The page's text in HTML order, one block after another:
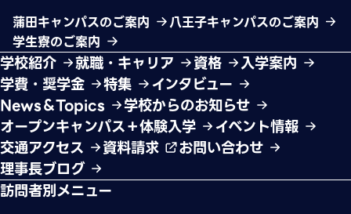
蒲田キャンパスのご案内
八王子キャンパスのご案内
学生寮のご案内
学校紹介 就職・キャリア 資格
入学案内
学費・奨学金
特集
インタビュー
News＆Topics
学校からのお知らせ
オープンキャンパス＋体験入学
イベント情報
交通アクセス
資料請求
お問い合わせ
理事長ブログ
訪問者別メニュー